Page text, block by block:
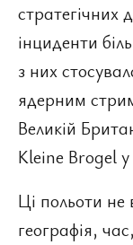
стратегічних
інциденти
з них
ядерним
Великій
Kleine Brogel у
Ці польоти
географія,